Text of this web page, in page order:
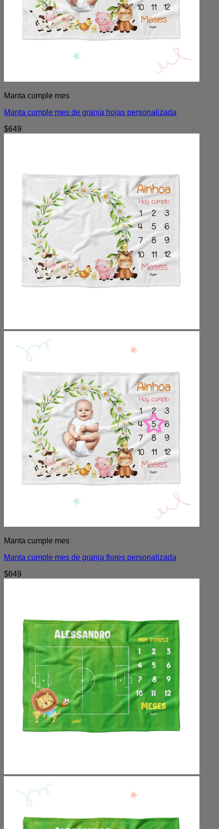
Manta cumple mes
Manta cumple mes de granja hojas personalizada
$649
Manta cumple mes
Manta cumple mes de granja flores personalizada
$649